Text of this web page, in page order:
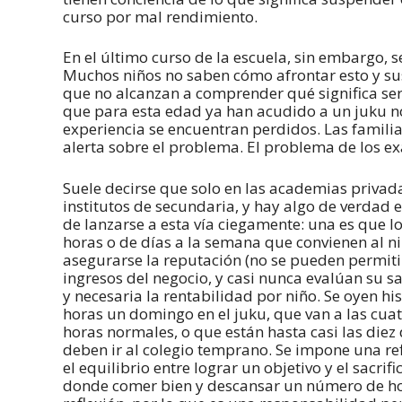
curso por mal rendimiento.
En el último curso de la escuela, sin embargo,
Muchos niños no saben cómo afrontar esto y
que no alcanzan a comprender qué significa
que para esta edad ya han acudido a un juku
experiencia se encuentran perdidos. Las
alerta sobre el problema. El problema de los
Suele decirse que solo en las academias
institutos de secundaria, y hay algo de verdad
de lanzarse a esta vía ciegamente: una es que
horas o de días a la semana que convienen al
asegurarse la reputación (no se pueden
ingresos del negocio, y casi nunca evalúan su
y necesaria la rentabilidad por niño. Se oyen
horas un domingo en el juku, que van a las
horas normales, o que están hasta casi las
deben ir al colegio temprano. Se impone una
el equilibrio entre lograr un objetivo y el
donde comer bien y descansar un número de